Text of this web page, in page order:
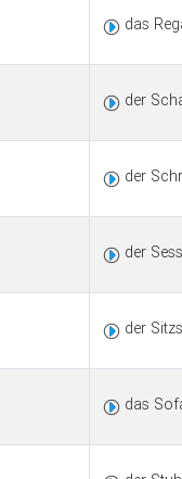
das
der
der
der
der
das